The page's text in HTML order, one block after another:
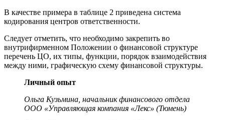
В качестве примера в таблице 2 приведена система
кодирования центров ответственности.
Следует отметить, что необходимо закрепить во
внутрифирменном Положении о финансовой структуре
перечень ЦО, их типы, функции, порядок взаимодействия
между ними, графическую схему финансовой структуры.
Личный опыт
Ольга Кузьмина, начальник финансового отдела
ООО «Управляющая компания «Лекс» (Тюмень)